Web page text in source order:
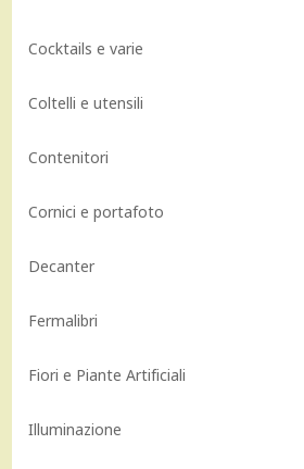
Cocktails e varie
Coltelli e utensili
Contenitori
Cornici e portafoto
Decanter
Fermalibri
Fiori e Piante Artificiali
Illuminazione